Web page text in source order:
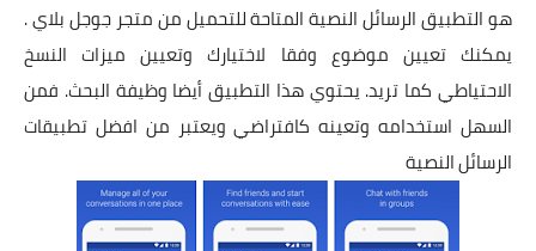
هو التطبيق الرسائل النصية المتاحة للتحميل من متجر جوجل بلاي .
يمكنك تعيين موضوع وفقا لاختيارك وتعيين ميزات النسخ
الاحتياطي كما تريد. يحتوي هذا التطبيق أيضا وظيفة البحث. فمن
السهل استخدامه وتعينه كافتراضي ويعتبر من افضل تطبيقات
الرسائل النصية